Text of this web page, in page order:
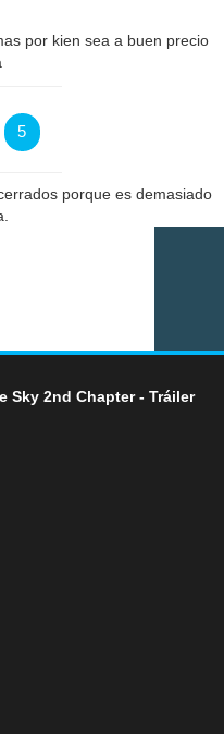
por kien sea a buen precio
5
porque es demasiado
Sky 2nd Chapter - Tráiler